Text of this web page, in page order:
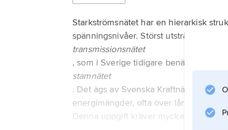
Starkströmsnätet har en hierarkisk
spänningsnivåer. Störst utsträckning har
transmissionsnätet
, som i Sverige tidigare benämndes
stamnätet
. Det ägs av Svenska Kraftnät och
energimängder, ofta över långa
Denna uppgift kräver mycket hög